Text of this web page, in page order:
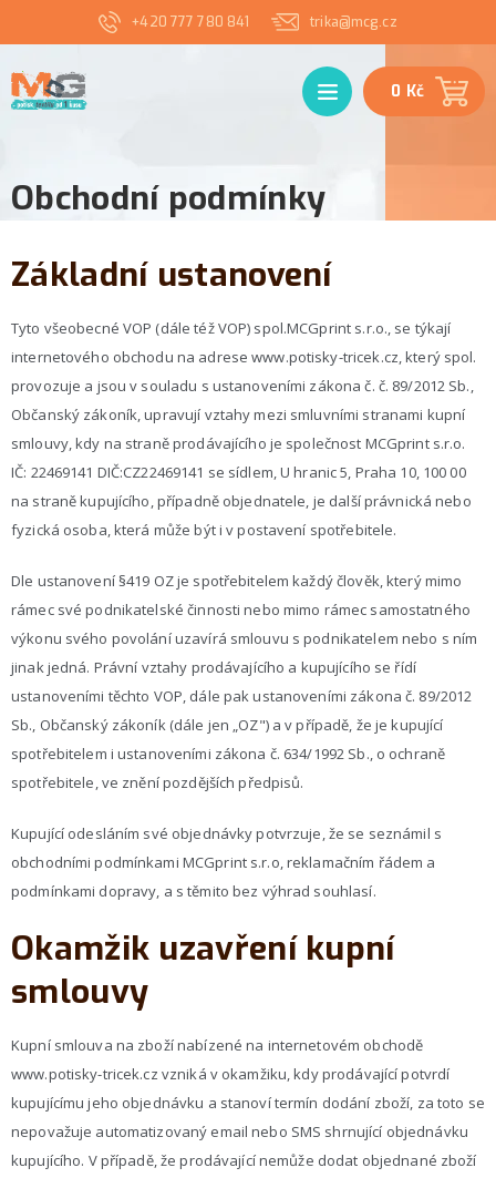
+420 777 780 841 trika@mcg.cz
Menu
0 Kč
Obchodní podmínky
Základní ustanovení
Tyto všeobecné VOP (dále též VOP) spol.MCGprint s.r.o., se týkají
internetového obchodu na adrese www.potisky-tricek.cz, který spol.
provozuje a jsou v souladu s ustanoveními zákona č. č. 89/2012 Sb.,
Občanský zákoník, upravují vztahy mezi smluvními stranami kupní
smlouvy, kdy na straně prodávajícího je společnost MCGprint s.r.o.
IČ: 22469141 DIČ:CZ22469141 se sídlem, U hranic 5, Praha 10, 100 00
na straně kupujícího, případně objednatele, je další právnická nebo
fyzická osoba, která může být i v postavení spotřebitele.
Dle ustanovení §419 OZ je spotřebitelem každý člověk, který mimo
rámec své podnikatelské činnosti nebo mimo rámec samostatného
výkonu svého povolání uzavírá smlouvu s podnikatelem nebo s ním
jinak jedná. Právní vztahy prodávajícího a kupujícího se řídí
ustanoveními těchto VOP, dále pak ustanoveními zákona č. 89/2012
Sb., Občanský zákoník (dále jen „OZ") a v případě, že je kupující
spotřebitelem i ustanoveními zákona č. 634/1992 Sb., o ochraně
spotřebitele, ve znění pozdějších předpisů.
Kupující odesláním své objednávky potvrzuje, že se seznámil s
obchodními podmínkami MCGprint s.r.o, reklamačním řádem a
podmínkami dopravy, a s těmito bez výhrad souhlasí.
Okamžik uzavření kupní
smlouvy
Kupní smlouva na zboží nabízené na internetovém obchodě
www.potisky-tricek.cz vzniká v okamžiku, kdy prodávající potvrdí
kupujícímu jeho objednávku a stanoví termín dodání zboží, za toto se
nepovažuje automatizovaný email nebo SMS shrnující objednávku
kupujícího. V případě, že prodávající nemůže dodat objednané zboží